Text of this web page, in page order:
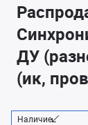
ДУ
(ик,
Наличие